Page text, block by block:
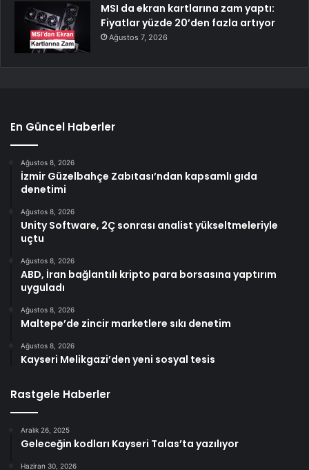
MSI da ekran kartlarına zam yaptı:
Fiyatlar yüzde 20’den fazla artıyor
Ağustos 7, 2026
En Güncel Haberler
Ağustos 8, 2026
İzmir Güzelbahçe Zabıtası’ndan kapsamlı gıda
denetimi
Ağustos 8, 2026
Unity Software, 2Ç sonrası analist yükseltmeleriyle
uçtu
Ağustos 8, 2026
ABD, İran bağlantılı kripto para borsasına yaptırım
uyguladı
Ağustos 8, 2026
Maltepe’de zincir marketlere sıkı denetim
Ağustos 8, 2026
Kayseri Melikgazi’den yeni sosyal tesis
Rastgele Haberler
Aralık 26, 2025
Geleceğin kodları Kayseri Talas’ta yazılıyor
Haziran 30, 2026